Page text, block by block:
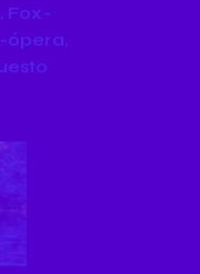
Fox-
ópera,